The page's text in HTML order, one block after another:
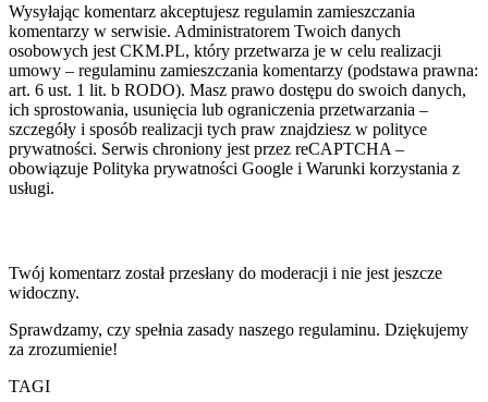
Wysyłając komentarz akceptujesz regulamin zamieszczania
komentarzy w serwisie. Administratorem Twoich danych
osobowych jest CKM.PL, który przetwarza je w celu realizacji
umowy – regulaminu zamieszczania komentarzy (podstawa prawna:
art. 6 ust. 1 lit. b RODO). Masz prawo dostępu do swoich danych,
ich sprostowania, usunięcia lub ograniczenia przetwarzania –
szczegóły i sposób realizacji tych praw znajdziesz w polityce
prywatności. Serwis chroniony jest przez reCAPTCHA –
obowiązuje Polityka prywatności Google i Warunki korzystania z
usługi.
Twój komentarz został przesłany do moderacji i nie jest jeszcze
widoczny.
Sprawdzamy, czy spełnia zasady naszego regulaminu. Dziękujemy
za zrozumienie!
TAGI